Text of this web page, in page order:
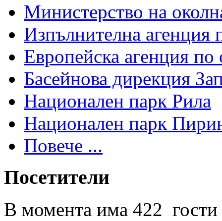
Министерство на
Изпълнителна агенция
Европейска агенция по
Басейнова дирекция
Национален парк Рила
Национален парк
Повече ...
Посетители
В момента има 422 гости